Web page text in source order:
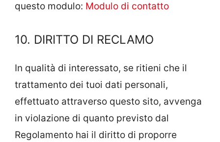
questo modulo: Modulo di contatto
10. DIRITTO DI RECLAMO
In qualità di interessato, se ritieni che il
trattamento dei tuoi dati personali,
effettuato attraverso questo sito, avvenga
in violazione di quanto previsto dal
Regolamento hai il diritto di proporre